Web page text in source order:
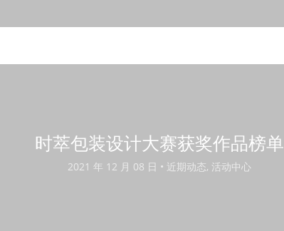
时萃包装设计大赛获奖作品榜单
2021 年 12 月 08 日 • 近期动态, 活动中心